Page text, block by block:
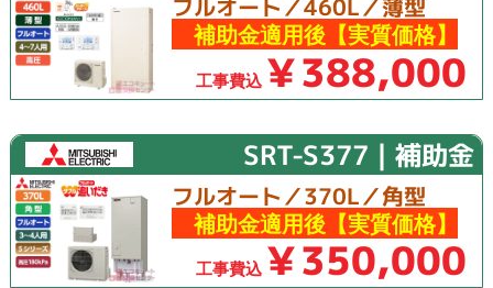
フルオート／460L／薄型
補助金適用後【実質価格】
工事費込 ￥388,000
SRT-S377｜補助金
フルオート／370L／角型
補助金適用後【実質価格】
工事費込 ￥350,000